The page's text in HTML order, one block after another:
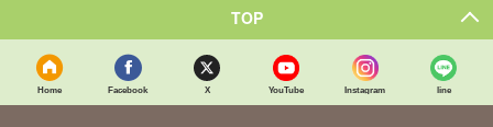
TOP
Home Facebook X YouTube Instagram line